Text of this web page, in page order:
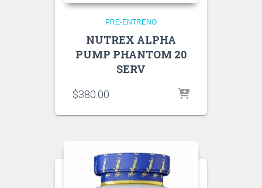
PRE-ENTRENO
NUTREX ALPHA
PUMP PHANTOM 20
SERV
$380.00